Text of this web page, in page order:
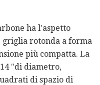
ha l'aspetto
rotonda a forma
più compatta. La
"di diametro,
di spazio di